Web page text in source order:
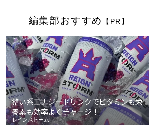
編集部おすすめ 【PR】
整い系エナジードリンクでビタミンも栄
養素も効率よくチャージ！
レインストーム